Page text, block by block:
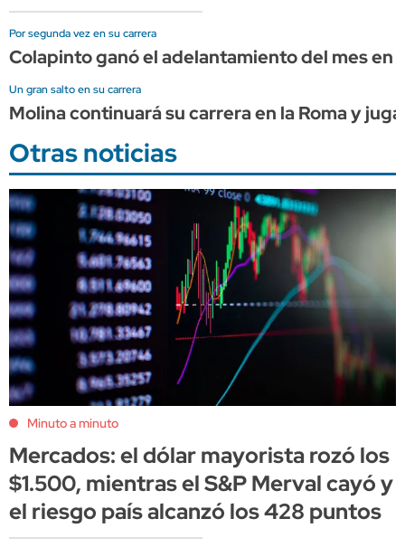
Por segunda vez en su carrera
Colapinto ganó el adelantamiento del mes en
Un gran salto en su carrera
Molina continuará su carrera en la Roma y
Otras noticias
Minuto a minuto
Mercados: el dólar mayorista rozó los
$1.500, mientras el S&P Merval cayó y
el riesgo país alcanzó los 428 puntos